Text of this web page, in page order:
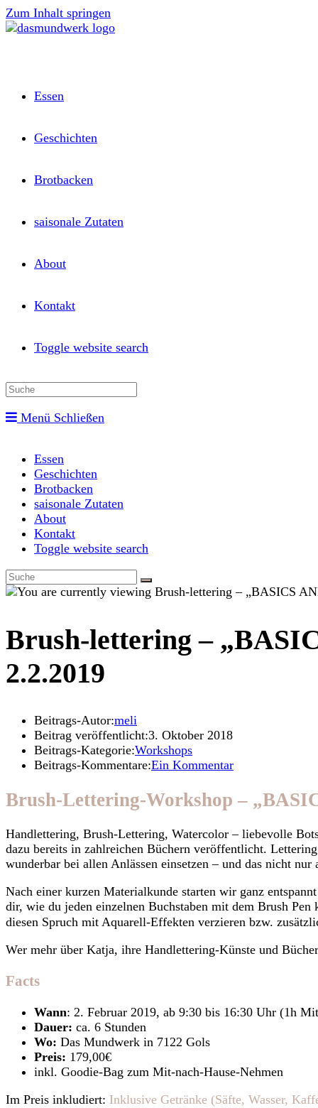
Zum Inhalt springen
Essen
Geschichten
Brotbacken
saisonale Zutaten
About
Kontakt
Toggle website search
Menü Schließen
Essen
Geschichten
Brotbacken
saisonale Zutaten
About
Kontakt
Toggle website search
Brush-lettering –
2.2.2019
Beitrags-Autor:meli
Beitrag veröffentlicht:3. Oktober 2018
Beitrags-Kategorie:Workshops
Beitrags-Kommentare:Ein Kommentar
Brush-Lettering-Workshop –
Handlettering, Brush-Lettering, Watercolor – liebevolle
dazu bereits in zahlreichen Büchern veröffentlicht.
wunderbar bei allen Anlässen einsetzen – und das nicht nur
Nach einer kurzen Materialkunde starten wir ganz
dir, wie du jeden einzelnen Buchstaben mit dem Brush
diesen Spruch mit Aquarell-Effekten verzieren bzw.
Wer mehr über Katja, ihre Handlettering-Künste und
Facts
Wann: 2. Februar 2019, ab 9:30 bis 16:30 Uhr (1h
Dauer: ca. 6 Stunden
Wo: Das Mundwerk in 7122 Gols
Preis: 179,00€
inkl. Goodie-Bag zum Mit-nach-Hause-Nehmen
Im Preis inkludiert: Inklusive Getränke (Säfte, Wasser,